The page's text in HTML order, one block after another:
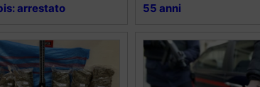
arrestato
55 anni